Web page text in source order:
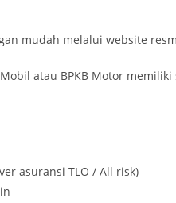
mudah melalui website
atau BPKB Motor
asuransi TLO / All risk)